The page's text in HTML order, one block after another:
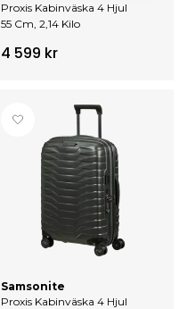
Proxis Kabinväska 4 Hjul
55 Cm, 2,14 Kilo
4 599 kr
Proxis Kabinväska 4 Hjul
Samsonite